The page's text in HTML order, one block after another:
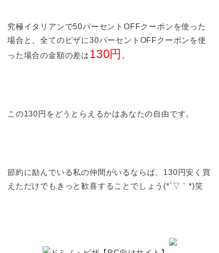
究極イタリアンで50パーセントOFFクーポンを使った
場合と、全てのピザに30パーセントOFFクーポンを使
った場合の金額の差は130円 。
この130円をどうとらえるかはあなたの自由です。
節約に励んでいる私の仲間がいるならば、130円安く買
えただけでもきっと歓喜することでしょう(*´▽｀*)笑